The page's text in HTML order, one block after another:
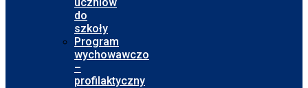
do
szkoły
Program
wychowawczo
–
profilaktyczny